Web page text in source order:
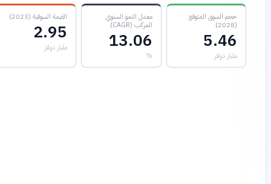
حجم السوق المتوقع
5.46
مليار دولار
معدل النمو السنوي
13.06
القيمة السوقية (2023)
2.95
مليار دولار